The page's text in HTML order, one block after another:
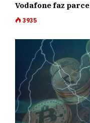
Vodafone faz
3935